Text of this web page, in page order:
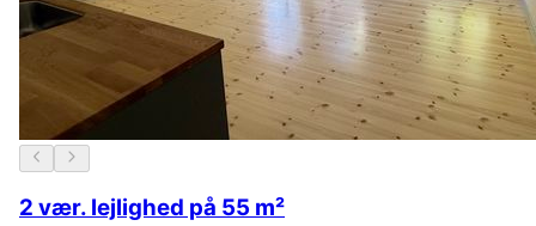
2 vær. lejlighed på 55 m²